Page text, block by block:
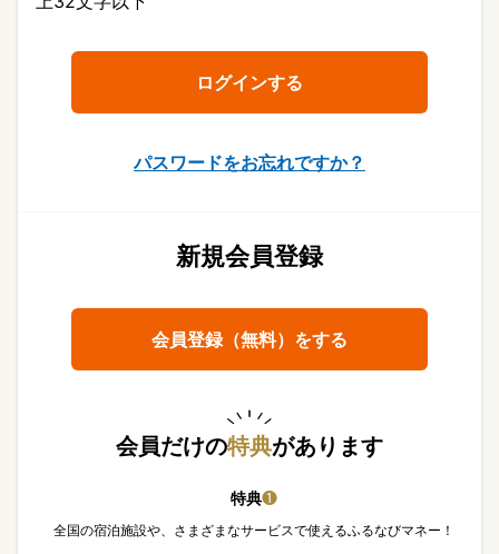
パスワードをお忘れですか？
新規会員登録
会員登録（無料）をする
会員だけの特典があります
特典❶
全国の宿泊施設や、さまざまなサービスで使えるふるなびマネー！